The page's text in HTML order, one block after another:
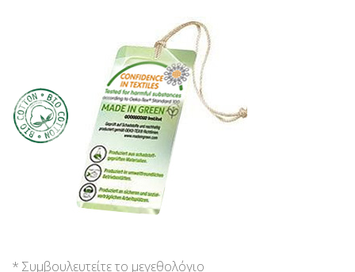
* Συμβουλευτείτε το μεγεθολόγιο